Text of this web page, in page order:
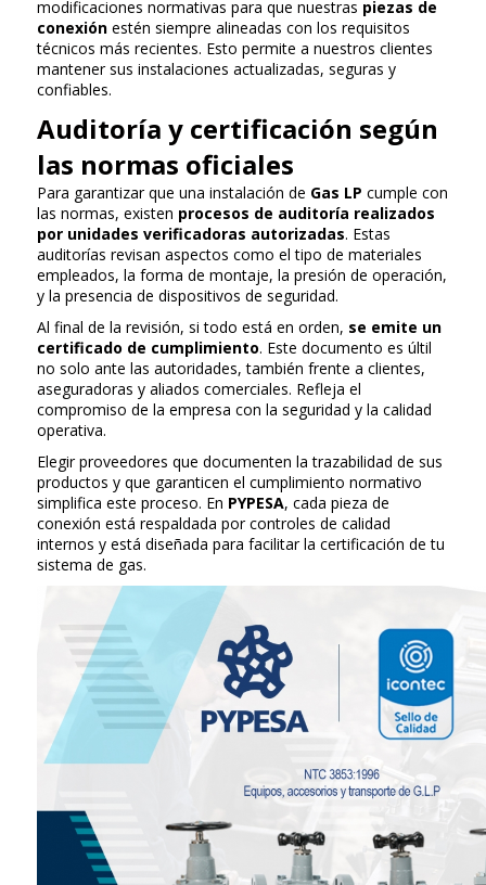
modificaciones normativas para que nuestras piezas de
conexión estén siempre alineadas con los requisitos
técnicos más recientes. Esto permite a nuestros clientes
mantener sus instalaciones actualizadas, seguras y
confiables.
Auditoría y certificación según
las normas oficiales
Para garantizar que una instalación de Gas LP cumple con
las normas, existen procesos de auditoría realizados
por unidades verificadoras autorizadas. Estas
auditorías revisan aspectos como el tipo de materiales
empleados, la forma de montaje, la presión de operación,
y la presencia de dispositivos de seguridad.
Al final de la revisión, si todo está en orden, se emite un
certificado de cumplimiento. Este documento es últil
no solo ante las autoridades, también frente a clientes,
aseguradoras y aliados comerciales. Refleja el
compromiso de la empresa con la seguridad y la calidad
operativa.
Elegir proveedores que documenten la trazabilidad de sus
productos y que garanticen el cumplimiento normativo
simplifica este proceso. En PYPESA, cada pieza de
conexión está respaldada por controles de calidad
internos y está diseñada para facilitar la certificación de tu
sistema de gas.